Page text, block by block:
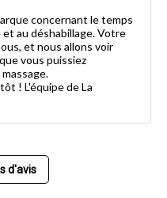
concernant le temps
et au déshabillage. Votre
et nous allons voir
vous puissiez
! L'équipe de La
d'avis